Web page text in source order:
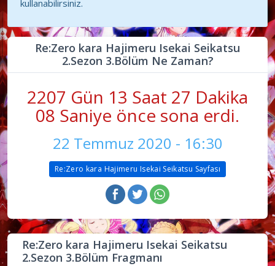
kullanabilirsiniz.
Re:Zero kara Hajimeru Isekai Seikatsu
2.Sezon 3.Bölüm Ne Zaman?
2207 Gün 13 Saat 27 Dakika
09 Saniye önce sona erdi.
22 Temmuz 2020 - 16:30
Re:Zero kara Hajimeru Isekai Seikatsu Sayfası
Re:Zero kara Hajimeru Isekai Seikatsu
2.Sezon 3.Bölüm Fragmanı